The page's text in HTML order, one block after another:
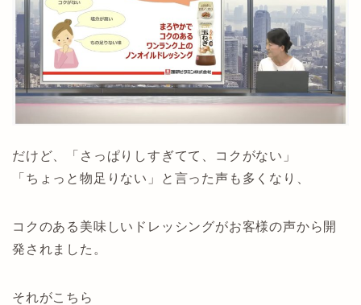
だけど、「さっぱりしすぎてて、コクがない」
「ちょっと物足りない」と言った声も多くなり、
コクのある美味しいドレッシングがお客様の声から開
発されました。
それがこちら